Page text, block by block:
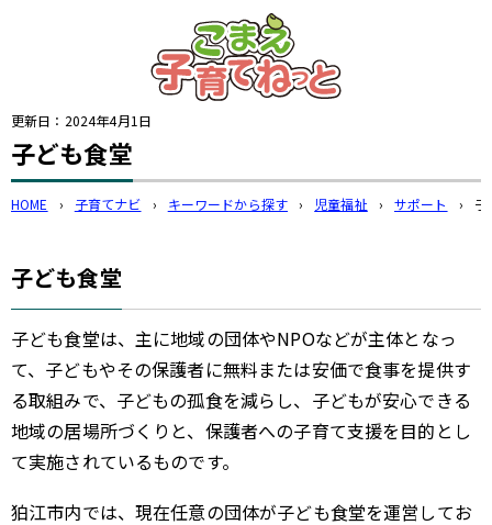
このページの本文へ
更新日： 2024年4月1日
子ども食堂
HOME › 子育てナビ › キーワードから探す › 児童福祉 › サポート › 子
子ども食堂
子ども食堂は、主に地域の団体やNPOなどが主体となっ
て、子どもやその保護者に無料または安価で食事を提供す
る取組みで、子どもの孤食を減らし、子どもが安心できる
地域の居場所づくりと、保護者への子育て支援を目的とし
て実施されているものです。
狛江市内では、現在任意の団体が子ども食堂を運営してお